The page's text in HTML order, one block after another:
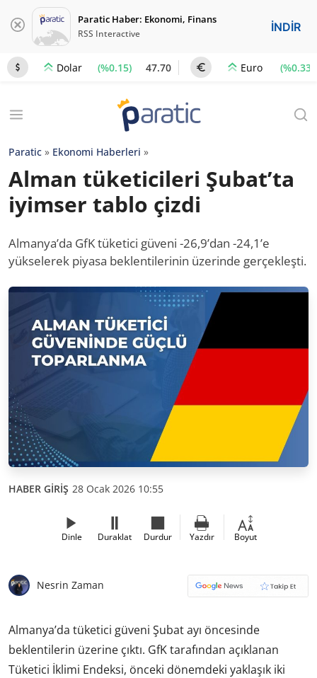
Paratic Haber: Ekonomi, Finans
RSS Interactive İNDİR
Dolar (%0.15) 47.70 Euro (%0.33)
Paratic » Ekonomi Haberleri »
Alman tüketicileri Şubat’ta
iyimser tablo çizdi
Almanya’da GfK tüketici güveni -26,9’dan -24,1’e
yükselerek piyasa beklentilerinin üzerinde gerçekleşti.
HABER GİRİŞ 28 Ocak 2026 10:55
Dinle Duraklat Durdur Yazdır Boyut
Nesrin Zaman
Almanya’da tüketici güveni Şubat ayı öncesinde
beklentilerin üzerine çıktı. GfK tarafından açıklanan
Tüketici İklimi Endeksi, önceki dönemdeki yaklaşık iki